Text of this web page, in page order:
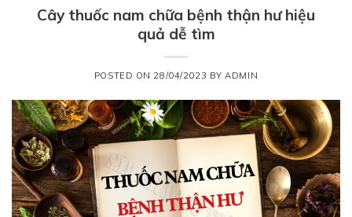
Cây thuốc nam chữa bệnh thận hư hiệu
quả dễ tìm
POSTED ON 28/04/2023 BYADMIN